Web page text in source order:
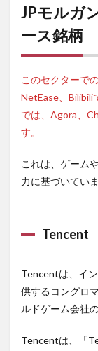
JPモルガ
ース銘柄
このセクターで
NetEase、Bilibili
では、Agora、
す。
これは、ゲーム
力に基づいていま
Tencent
Tencentは、イ
供するコングロ
ルドゲーム会社
Tencentは、「